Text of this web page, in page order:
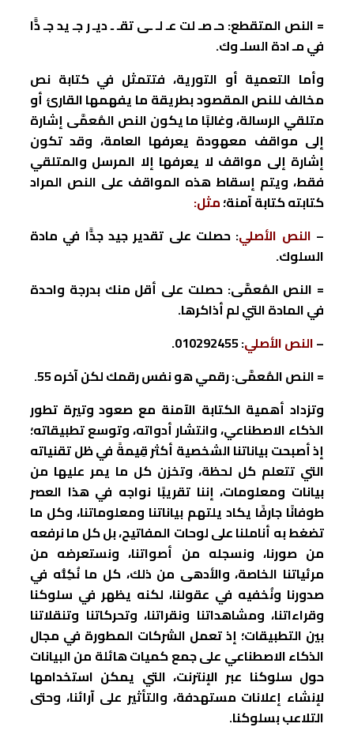
= النص المتقطع: حـ صـ لت عـ لـ ـى تقـ ـ ديـ ر جـ يد جـ دًّا
في مـ ادة السلـ وك.
وأما التعمية أو التورية، فتتمثل في كتابة نص
مخالف للنص المقصود بطريقة ما يفهمها القارئ أو
متلقي الرسالة، وغالبًا ما يكون النص المُعمَّى إشارة
إلى مواقف معهودة يعرفها العامة، وقد تكون
إشارة إلى مواقف لا يعرفها إلا المرسل والمتلقي
فقط، ويتم إسقاط هذه المواقف على النص المراد
كتابته كتابة آمنة؛مثل:
– النص الأصلي: حصلت على تقدير جيد جدًّا في مادة
السلوك.
= النص المُعمَّى: حصلت على أقل منك بدرجة واحدة
في المادة التي لم أذاكرها.
–النص الأصلي:
010292455
.
= النص المُعمَّى: رقمي هو نفس رقمك لكن آخره 55.
وتزداد أهمية الكتابة الآمنة مع صعود وتيرة تطور
الذكاء الاصطناعي، وانتشار أدواته، وتوسع تطبيقاته؛
إذ أصبحت بياناتنا الشخصية أكثر قِيمةً في ظل تقنياته
التي تتعلم كل لحظة، وتخزن كل ما يمر عليها من
بيانات ومعلومات، إننا تقريبًا نواجه في هذا العصر
طوفانًا جارفًا يكاد يلتهم بياناتنا ومعلوماتنا، وكل ما
تضغط به أناملنا على لوحات المفاتيح، بل كل ما نرفعه
من صورنا، ونسجله من أصواتنا، ونستعرضه من
مرئياتنا الخاصة، والأدهى من ذلك، كل ما نُكِنُّه في
صدورنا ونُخفيه في عقولنا، لكنه يظهر في سلوكنا
وقراءاتنا، ومشاهداتنا ونقراتنا، وتحركاتنا وتنقلاتنا
بين التطبيقات؛ إذ تعمل الشركات المطورة في مجال
الذكاء الاصطناعي على جمع كميات هائلة من البيانات
حول سلوكنا عبر الإنترنت، التي يمكن استخدامها
لإنشاء إعلانات مستهدفة، والتأثير على آرائنا، وحتى
التلاعب بسلوكنا.